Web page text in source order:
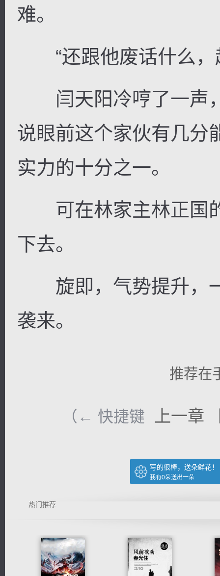
难。
“还跟他废话什么，
闫天阳冷哼了一声
说眼前这个家伙有几分
实力的十分之一。
可在林家主林正国
下去。
旋即，气势提升，
袭来。
推荐在
（← 快捷键 上一章
写的很棒，送朵鲜花！
我有0朵送出一朵
热门推荐